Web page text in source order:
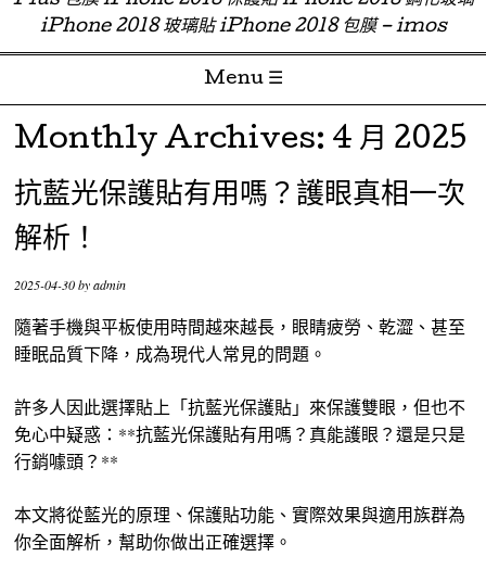
iPhone 2018 玻璃貼 iPhone 2018 包膜 – imos
Menu ☰
Skip to content
Monthly Archives: 4 月 2025
抗藍光保護貼有用嗎？護眼真相一次
解析！
2025-04-30byadmin
隨著手機與平板使用時間越來越長，眼睛疲勞、乾澀、甚至
睡眠品質下降，成為現代人常見的問題。
許多人因此選擇貼上「抗藍光保護貼」來保護雙眼，但也不
免心中疑惑：**抗藍光保護貼有用嗎？真能護眼？還是只是
行銷噱頭？**
本文將從藍光的原理、保護貼功能、實際效果與適用族群為
你全面解析，幫助你做出正確選擇。